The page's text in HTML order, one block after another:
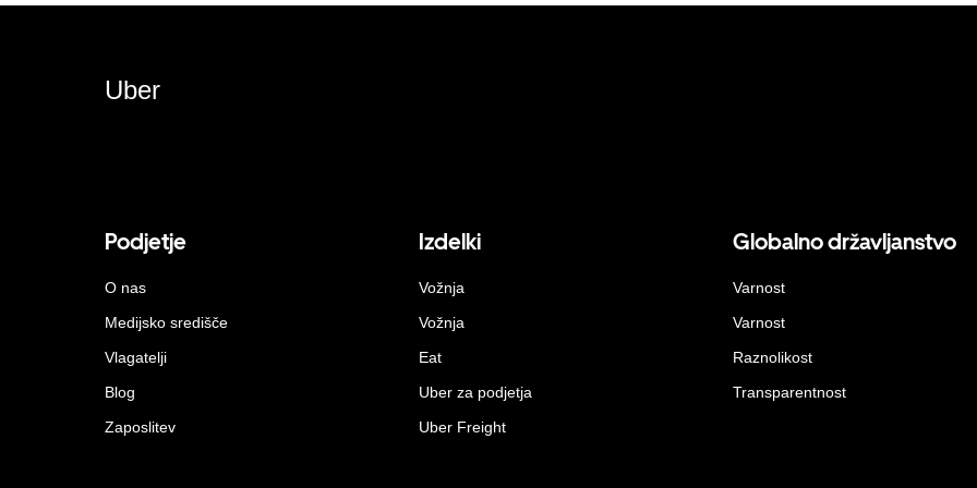
Uber
Podjetje
O nas
Medijsko središče
Vlagatelji
Blog
Zaposlitev
Izdelki
Vožnja
Vožnja
Eat
Uber za podjetja
Uber Freight
Globalno državljanstvo
Varnost
Varnost
Raznolikost
Transparentnost